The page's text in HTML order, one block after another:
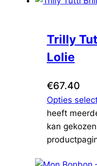
Trilly
Lolie
€67.40
Opties
heeft
kan